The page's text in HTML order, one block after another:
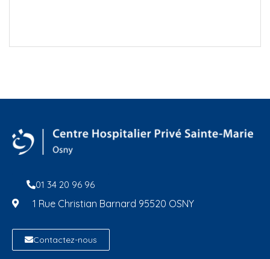
01 34 20 96 96
1 Rue Christian Barnard 95520 OSNY
Contactez-nous